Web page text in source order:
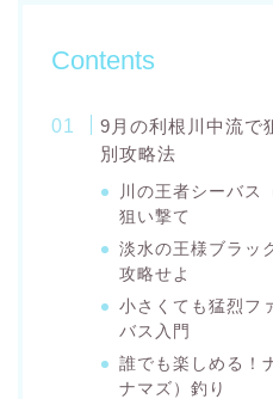
Contents
9月の利根川中流で
別攻略法
川の王者シーバス
狙い撃て
淡水の王様ブラッ
攻略せよ
小さくても猛烈フ
バス入門
誰でも楽しめる！
ナマズ）釣り